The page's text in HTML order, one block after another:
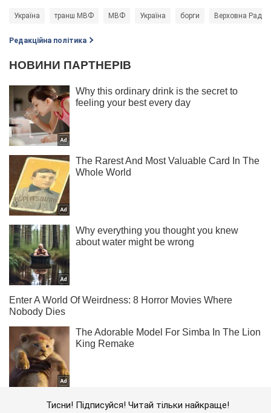
Україна транш МВФ МВФ Україна борги Верховна Рада
Редакційна політика
Тисни! Підписуйся! Читай тільки найкраще!